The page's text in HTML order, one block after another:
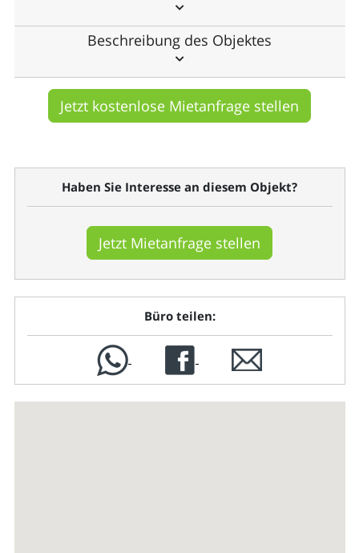
Beschreibung des Objektes
Jetzt kostenlose Mietanfrage stellen
Haben Sie Interesse an diesem Objekt?
Jetzt Mietanfrage stellen
Büro teilen: